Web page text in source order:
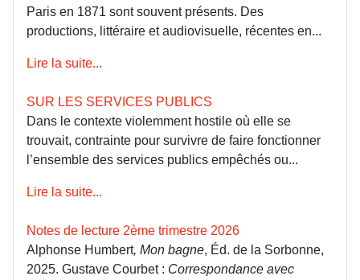
Paris en 1871 sont souvent présents. Des
productions, littéraire et audiovisuelle, récentes en...
Lire la suite...
SUR LES SERVICES PUBLICS
Dans le contexte violemment hostile où elle se
trouvait, contrainte pour survivre de faire fonctionner
l’ensemble des services publics empêchés ou...
Lire la suite...
Notes de lecture 2ème trimestre 2026
Alphonse Humbert, Mon bagne, Éd. de la Sorbonne,
2025. Gustave Courbet : Correspondance avec